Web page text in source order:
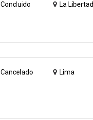
Concluido La Libertad
Cancelado Lima